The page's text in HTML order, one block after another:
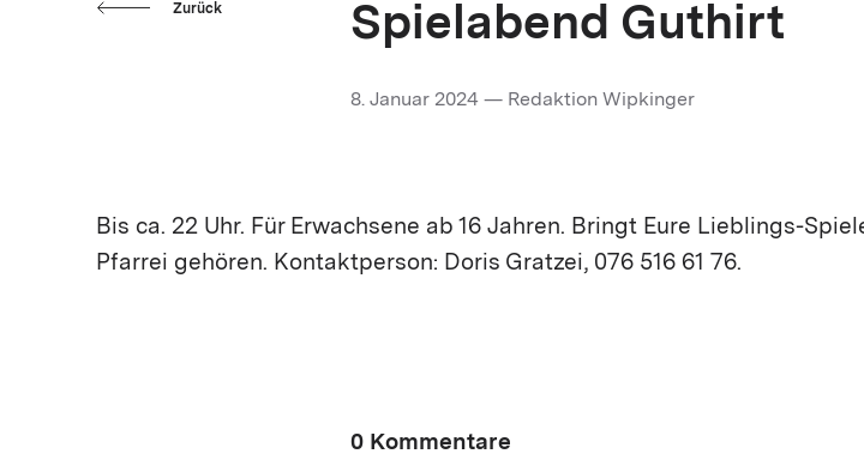
Zurück Spielabend Guthirt
8. Januar 2024 — Redaktion Wipkinger
Bis ca. 22 Uhr. Für Erwachsene ab 16 Jahren. Bringt Eure Lieblings-
Pfarrei gehören. Kontaktperson: Doris Gratzei, 076 516 61 76.
0 Kommentare